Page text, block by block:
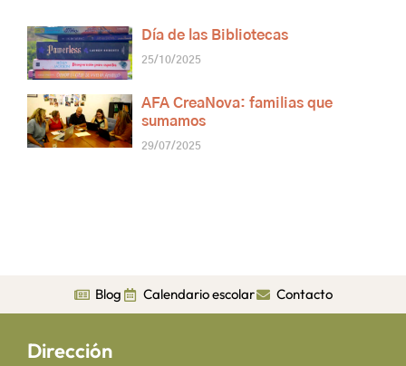
Día de las Bibliotecas
25/10/2025
AFA CreaNova: familias que
sumamos
29/07/2025
Blog Calendario escolar Contacto
Dirección